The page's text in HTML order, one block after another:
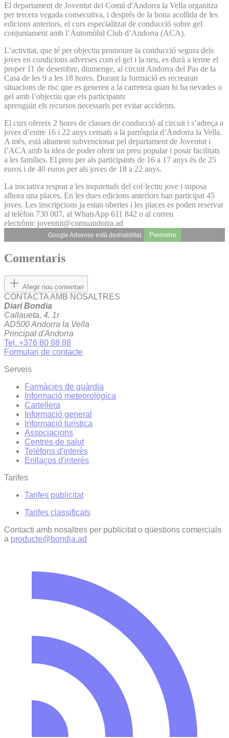
El departament de Joventut del Comú d'Andorra la Vella organitza
per tercera vegada consecutiva, i després de la bona acollida de les
edicions anteriors, el curs especialitzat de conducció sobre gel
conjuntament amb l’Automòbil Club d’Andorra (ACA).
L’activitat, que té per objectiu promoure la conducció segura dels
joves en condicions adverses com el gel i la neu, es durà a terme el
proper 11 de desembre, diumenge, al circuit Andorra del Pas de la
Casa de les 9 a les 18 hores. Durant la formació es recrearan
situacions de risc que es generen a la carretera quan hi ha nevades o
gel amb l’objectiu que els participants
aprenguin els recursos necessaris per evitar accidents.
El curs ofereix 2 hores de classes de conducció al circuit i s’adreça a
joves d’entre 16 i 22 anys censats a la parròquia d’Andorra la Vella.
A més, està altament subvencionat pel departament de Joventut i
l’ACA amb la idea de poder oferir un preu popular i posar facilitats
a les famílies. El preu per als participants de 16 a 17 anys és de 25
euros i de 40 euros per als joves de 18 a 22 anys.
La iniciativa respon a les inquietuds del col·lectiu jove i suposa
alhora una places. En les dues edicions anteriors han participat 45
joves. Les inscripcions ja estan obertes i les places es poden reservar
al telèfon 730 007, al WhatsApp 611 842 o al correu
electrònic joventut@comuandorra.ad
Google Adsense està deshabilitat. Permetre
Comentaris
Afegir nou comentari
CONTACTA AMB NOSALTRES
Diari Bondia
Callaueta, 4, 1r
AD500 Andorra la Vella
Principat d'Andorra
Tel. +376 80 88 88
Formulari de contacte
Serveis
Farmàcies de guàrdia
Informació meteorològica
Cartellera
Informació general
Informació turística
Associacions
Centres de salut
Telèfons d'interès
Enllaços d'interés
Tarifes
Tarifes publicitat
Tarifes classificats
Contacti amb nosaltres per publicitat o qüestions comercials
a producte@bondia.ad